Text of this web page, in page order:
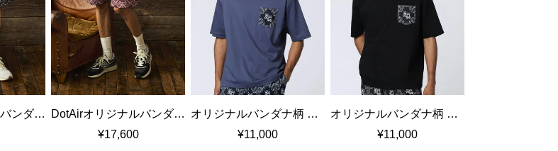
DotAirオリジナルバンダナ柄 セットアップショートパンツ
DotAirオリジナルバンダナ柄 セットアップショートパンツ
¥17,600
オリジナルバンダナ柄 リラックスポケットTシャツ
¥11,000
オリジナルバンダナ柄 リラックスポケットTシャツ
¥11,000